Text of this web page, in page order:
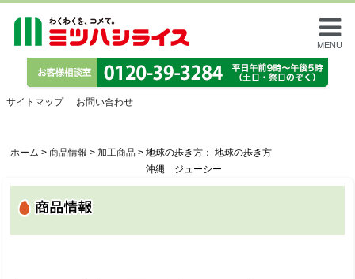
MENU
サイトマップ お問い合わせ
ホーム > 商品情報 > 加工商品 > 地球の歩き方： 地球の歩き方
沖縄 ジューシー